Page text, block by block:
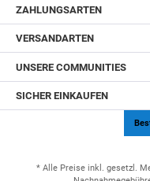
ZAHLUNGSARTEN
VERSANDARTEN
UNSERE COMMUNITIES
SICHER EINKAUFEN
* Alle Preise inkl. gesetzl.